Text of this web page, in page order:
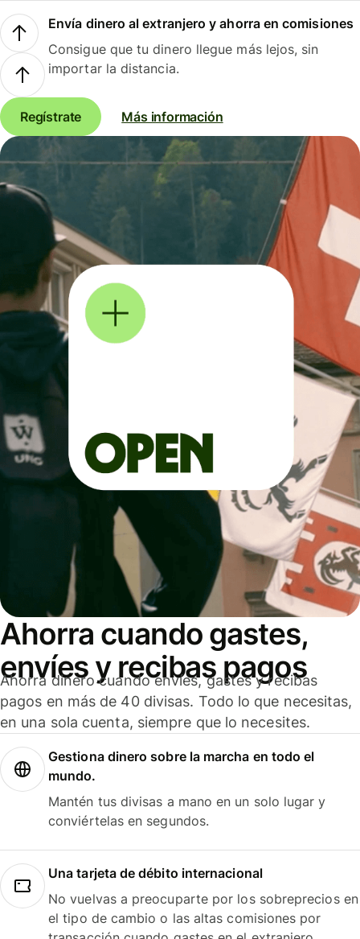
Envía dinero al extranjero y ahorra en comisiones
Consigue que tu dinero llegue más lejos, sin
importar la distancia.
Regístrate Más información
Ahorra cuando gastes,
envíes y recibas pagos
Ahorra dinero cuando envíes, gastes y recibas
pagos en más de 40 divisas. Todo lo que necesitas,
en una sola cuenta, siempre que lo necesites.
Gestiona dinero sobre la marcha en todo el
mundo.
Mantén tus divisas a mano en un solo lugar y
conviértelas en segundos.
Una tarjeta de débito internacional
No vuelvas a preocuparte por los sobreprecios en
el tipo de cambio o las altas comisiones por